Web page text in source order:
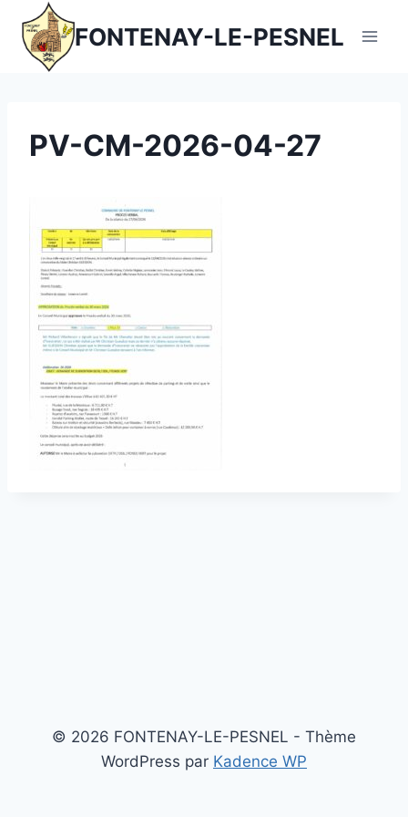
contenu
FONTENAY-LE-PESNEL
PV-CM-2026-04-27
© 2026 FONTENAY-LE-PESNEL - Thème
WordPress par Kadence WP